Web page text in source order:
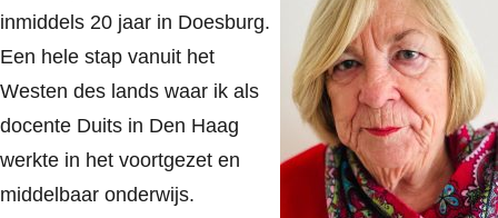
inmiddels 20 jaar in Doesburg.
Een hele stap vanuit het
Westen des lands waar ik als
docente Duits in Den Haag
werkte in het voortgezet en
middelbaar onderwijs.